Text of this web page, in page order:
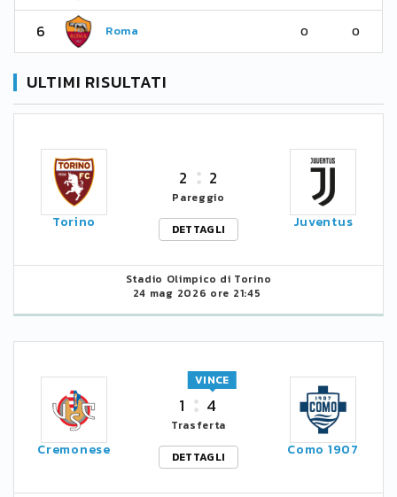
6 Roma 0 0
ULTIMI RISULTATI
Torino
2 2
Pareggio
DETTAGLI
Juventus
Stadio Olimpico di Torino
24 mag 2026 ore 21:45
Cremonese
1 4
VINCE
Trasferta
DETTAGLI
Como 1907